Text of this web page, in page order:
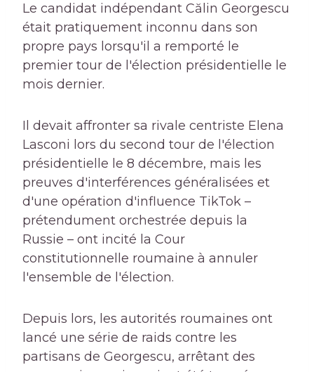
Le candidat indépendant Călin Georgescu
était pratiquement inconnu dans son
propre pays lorsqu'il a remporté le
premier tour de l'élection présidentielle le
mois dernier.
Il devait affronter sa rivale centriste Elena
Lasconi lors du second tour de l'élection
présidentielle le 8 décembre, mais les
preuves d'interférences généralisées et
d'une opération d'influence TikTok –
prétendument orchestrée depuis la
Russie – ont incité la Cour
constitutionnelle roumaine à annuler
l'ensemble de l'élection.
Depuis lors, les autorités roumaines ont
lancé une série de raids contre les
partisans de Georgescu, arrêtant des